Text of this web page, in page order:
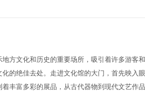
地方文化和历史的重要场所，吸引着许多游客
化的绝佳去处。走进文化馆的大门，首先映入
丰富多彩的展品，从古代器物到现代文艺作